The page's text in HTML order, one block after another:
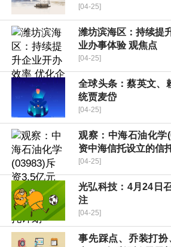
[04-25]
潍坊滨海区：持续提
业办事体验 观焦点
[04-25]
全球头条：蔡英文、
统贾麦岱
[04-25]
观察：中海石油化学
资中海信托设立的信
[04-25]
光弘科技：4月24日
注
[04-25]
事先踩点、乔装打